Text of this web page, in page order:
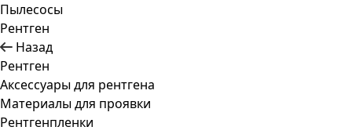
Пылесосы
Рентген
Назад
Рентген
Аксессуары для рентгена
Материалы для проявки
Рентгенпленки